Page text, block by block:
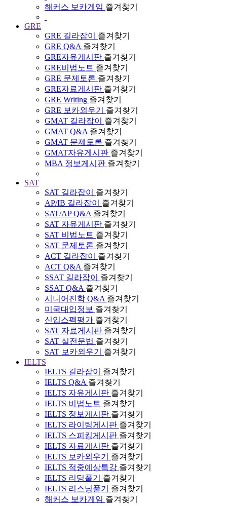
해커스 보카게임 즐겨찾기
GRE
GRE 길라잡이
즐겨찾기
GRE Q&A 즐겨찾기
GRE자유게시판 즐겨찾기
GRE비법노트 즐겨찾기
GRE 문제토론 즐겨찾기
GRE자료게시판 즐겨찾기
GRE Writing 즐겨찾기
GRE 보카외우기
즐겨찾기
GMAT 길라잡이
즐겨찾기
GMAT Q&A 즐겨찾기
GMAT 문제토론 즐겨찾기
GMAT자유게시판 즐겨찾기
MBA 정보게시판 즐겨찾기
SAT
SAT 길라잡이
즐겨찾기
AP/IB 길라잡이
즐겨찾기
SAT/AP Q&A 즐겨찾기
SAT 자유게시판 즐겨찾기
SAT 비법노트 즐겨찾기
SAT 문제토론 즐겨찾기
ACT 길라잡이
즐겨찾기
ACT Q&A 즐겨찾기
SSAT 길라잡이
즐겨찾기
SSAT Q&A 즐겨찾기
시니어진학 Q&A 즐겨찾기
미국대입정보 즐겨찾기
신입스펙평가 즐겨찾기
SAT 자료게시판 즐겨찾기
SAT 실전문법 즐겨찾기
SAT 보카외우기
즐겨찾기
IELTS
IELTS 길라잡이
즐겨찾기
IELTS Q&A 즐겨찾기
IELTS 자유게시판 즐겨찾기
IELTS 비법노트 즐겨찾기
IELTS 정보게시판 즐겨찾기
IELTS 라이팅게시판 즐겨찾기
IELTS 스피킹게시판 즐겨찾기
IELTS 자료게시판 즐겨찾기
IELTS 보카외우기
즐겨찾기
IELTS 적중예상특강 즐겨찾기
IELTS 리딩풀기
즐겨찾기
IELTS 리스닝풀기
즐겨찾기
해커스 보카게임 즐겨찾기